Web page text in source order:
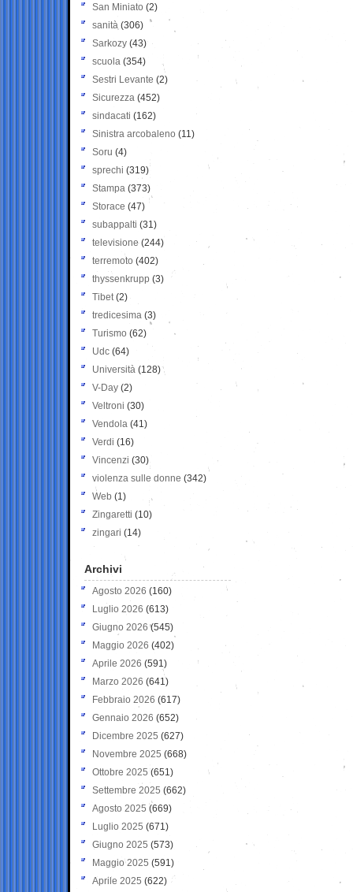
San Miniato (2)
sanità (306)
Sarkozy (43)
scuola (354)
Sestri Levante (2)
Sicurezza (452)
sindacati (162)
Sinistra arcobaleno (11)
Soru (4)
sprechi (319)
Stampa (373)
Storace (47)
subappalti (31)
televisione(244)
terremoto (402)
thyssenkrupp (3)
Tibet(2)
tredicesima (3)
Turismo (62)
Udc (64)
Università (128)
V-Day (2)
Veltroni (30)
Vendola (41)
Verdi (16)
Vincenzi (30)
violenza sulle donne (342)
Web (1)
Zingaretti (10)
zingari (14)
Archivi
Agosto 2026 (160)
Luglio 2026 (613)
Giugno 2026 (545)
Maggio 2026 (402)
Aprile 2026 (591)
Marzo 2026 (641)
Febbraio 2026 (617)
Gennaio 2026 (652)
Dicembre 2025 (627)
Novembre 2025 (668)
Ottobre 2025 (651)
Settembre 2025 (662)
Agosto 2025 (669)
Luglio 2025 (671)
Giugno 2025 (573)
Maggio 2025 (591)
Aprile 2025 (622)